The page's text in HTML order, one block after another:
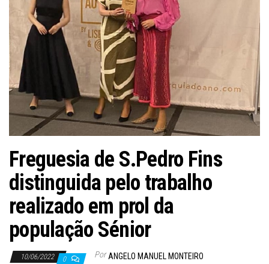
Freguesia de S.Pedro Fins
distinguida pelo trabalho
realizado em prol da
população Sénior
10/06/2022 0 Por ANGELO MANUEL MONTEIRO